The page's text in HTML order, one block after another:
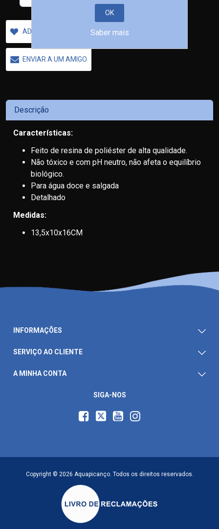
ADICIONAR A LISTA DE DESEJOS
ENVIAR A UM AMIGO
Descrição
Características:
Feito de resina de poliéster de alta qualidade.
Não tóxico e com pH neutro, não afeta o equilíbrio
biológico.
Para água doce e salgada
Detalhado
Medidas:
13,5x10x16CM
INFORMAÇÕES
SERVIÇO AO CLIENTE
A MINHA CONTA
SIGA-NOS
Copyright © 2026 Aquapicanço. Todos os direitos reservados.
OK
Saber mais